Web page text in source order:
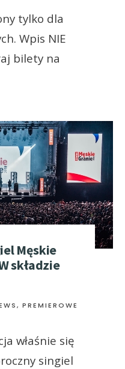
tylko dla
Wpis NIE
bilety na
Męskie
składzie
, PREMIEROWE
właśnie się
singiel